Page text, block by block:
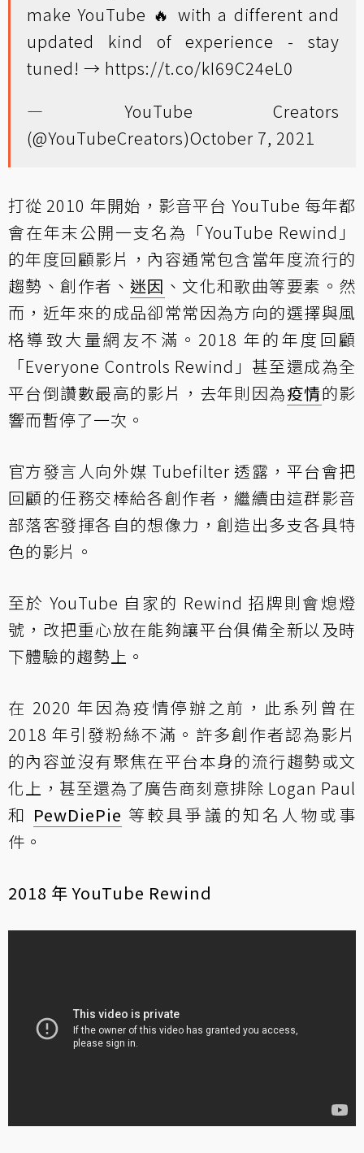
make YouTube 🔥 with a different and
updated kind of experience - stay
tuned! → https://t.co/kI69C24eL0
— YouTube Creators
(@YouTubeCreators)October 7, 2021
打從 2010 年開始，影音平台 YouTube 每年都
會在年末公開一支名為「YouTube Rewind」
的年度回顧影片，內容通常包含當年度流行的
趨勢、創作者、 迷因 、文化和歌曲等要素。然
而，近年來的成品卻常常因為方向的選擇與風
格導致大量網友不滿。2018 年的年度回顧
「Everyone Controls Rewind」甚至還成為全
平台倒讚數最高的影片，去年則因為疫情的影
響而暫停了一次。
官方發言人向外媒 Tubefilter 透露，平台會把
回顧的任務交棒給各創作者，繼續由這群影音
部落客發揮各自的想像力，創造出多支各具特
色的影片。
至於 YouTube 自家的 Rewind 招牌則會熄燈
號，改把重心放在能夠讓平台俱備全新以及時
下體驗的趨勢上。
在 2020 年因為疫情停辦之前，此系列曾在
2018 年引發粉絲不滿。許多創作者認為影片
的內容並沒有聚焦在平台本身的流行趨勢或文
化上，甚至還為了廣告商刻意排除 Logan Paul
和 PewDiePie 等較具爭議的知名人物或事
件。
2018 年 YouTube Rewind